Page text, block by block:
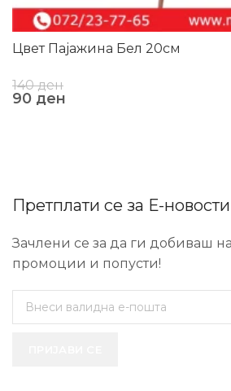
Цвет Пајажина Бел 20см
140ден
90 ден
Претплати се за Е-новости
Зачлени се за да ги добиваш
промоции и попусти!